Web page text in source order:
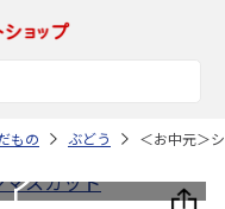
もの ぶどう ＜お中元＞